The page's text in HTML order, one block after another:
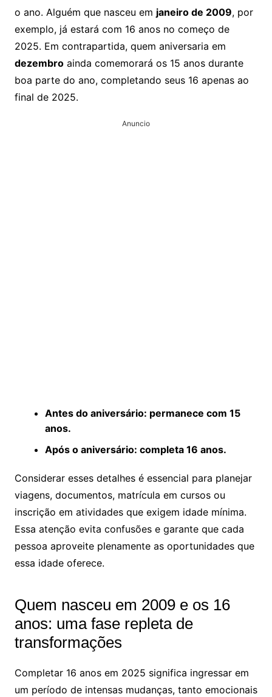
o ano. Alguém que nasceu em janeiro de 2009, por
exemplo, já estará com 16 anos no começo de
2025. Em contrapartida, quem aniversaria em
dezembroainda comemorará os 15 anos durante
boa parte do ano, completando seus 16 apenas ao
final de 2025.
Anuncio
Antes do aniversário: permanece com 15
anos.
Após o aniversário: completa 16 anos.
Considerar esses detalhes é essencial para planejar
viagens, documentos, matrícula em cursos ou
inscrição em atividades que exigem idade mínima.
Essa atenção evita confusões e garante que cada
pessoa aproveite plenamente as oportunidades que
essa idade oferece.
Quem nasceu em 2009 e os 16
anos: uma fase repleta de
transformações
Completar 16 anos em 2025 significa ingressar em
um período de intensas mudanças, tanto emocionais